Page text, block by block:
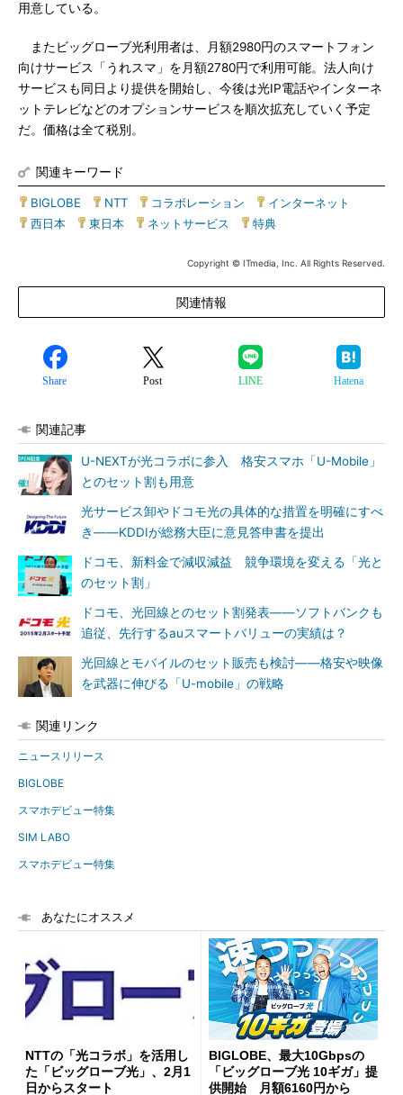
用意している。
またビッグローブ光利用者は、月額2980円のスマートフォン
向けサービス「うれスマ」を月額2780円で利用可能。法人向け
サービスも同日より提供を開始し、今後は光IP電話やインターネ
ットテレビなどのオプションサービスを順次拡充していく予定
だ。価格は全て税別。
関連キーワード
BIGLOBE NTT コラボレーション インターネット
西日本
東日本 ネットサービス 特典
Copyright © ITmedia, Inc. All Rights Reserved.
関連情報
Share Post LINE Hatena
関連記事
U-NEXTが光コラボに参入 格安スマホ「U-Mobile」
とのセット割も用意
光サービス卸やドコモ光の具体的な措置を明確にすべ
き――KDDIが総務大臣に意見答申書を提出
ドコモ、新料金で減収減益 競争環境を変える「光と
のセット割」
ドコモ、光回線とのセット割発表――ソフトバンクも
追従、先行するauスマートバリューの実績は？
光回線とモバイルのセット販売も検討――格安や映像
を武器に伸びる「U-mobile」の戦略
関連リンク
ニュースリリース
BIGLOBE
スマホデビュー特集
SIM LABO
スマホデビュー特集
あなたにオススメ
NTTの「光コラボ」を活用し
た「ビッグローブ光」、2月1
日からスタート
BIGLOBE、最大10Gbpsの
「ビッグローブ光 10ギガ」提
供開始 月額6160円から